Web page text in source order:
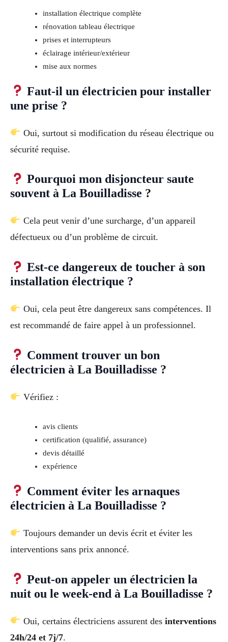
installation électrique complète
rénovation tableau électrique
prises et interrupteurs
éclairage intérieur/extérieur
mise aux normes
Faut-il un électricien pour installer
une prise ?
Oui, surtout si modification du réseau électrique ou
sécurité requise.
Pourquoi mon disjoncteur saute
souvent à La Bouilladisse ?
Cela peut venir d’une surcharge, d’un appareil
défectueux ou d’un problème de circuit.
Est-ce dangereux de toucher à son
installation électrique ?
Oui, cela peut être dangereux sans compétences. Il
est recommandé de faire appel à un professionnel.
Comment trouver un bon
électricien à La Bouilladisse ?
Vérifiez :
avis clients
certification (qualifié, assurance)
devis détaillé
expérience
Comment éviter les arnaques
électricien à La Bouilladisse ?
Toujours demander un devis écrit et éviter les
interventions sans prix annoncé.
Peut-on appeler un électricien la
nuit ou le week-end à La Bouilladisse ?
Oui, certains électriciens assurent des interventions
24h/24 et 7j/7.